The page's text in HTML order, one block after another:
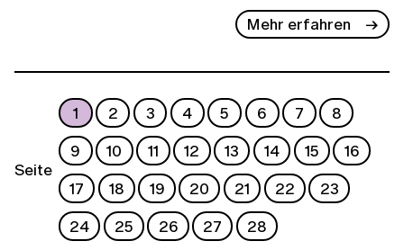
Mehr erfahren
Seite
1 2 3 4 5 6 7
8
9
10 11 12 13 14 15
16
17
18 19 20 21 22
23
24
25 26 27 28